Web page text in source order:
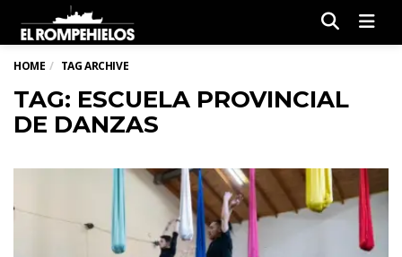
HOME TAG ARCHIVE
TAG: ESCUELA PROVINCIAL
DE DANZAS